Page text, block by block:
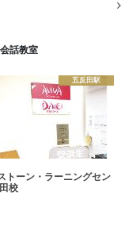
話教室
五反田駅
トーン・ラーニングセン
校